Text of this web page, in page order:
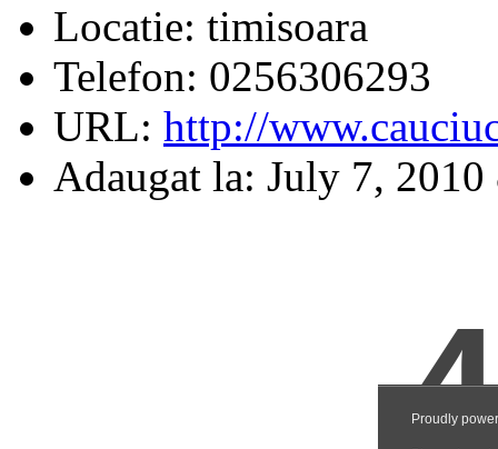
Locatie: timisoara
Telefon: 0256306293
URL: http://
Adaugat la: July 7, 2010